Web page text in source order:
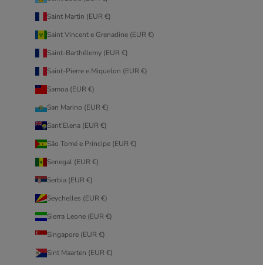
Saint Martin (EUR €)
Saint Vincent e Grenadine (EUR €)
Saint-Barthélemy (EUR €)
Saint-Pierre e Miquelon (EUR €)
Samoa (EUR €)
San Marino (EUR €)
Sant’Elena (EUR €)
São Tomé e Príncipe (EUR €)
Senegal (EUR €)
Serbia (EUR €)
Seychelles (EUR €)
Sierra Leone (EUR €)
Singapore (EUR €)
Sint Maarten (EUR €)